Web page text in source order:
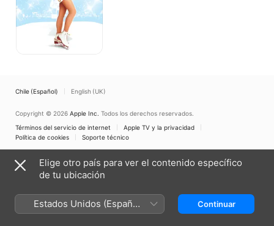
Chile (Español) English (UK)
Copyright © 2026 Apple Inc. Todos los derechos reservados.
Términos del servicio de internet
Apple TV y la privacidad
Política de cookies
Soporte técnico
Elige otro país para ver el contenido específico
de tu ubicación
Estados Unidos (Español
México)
Continuar